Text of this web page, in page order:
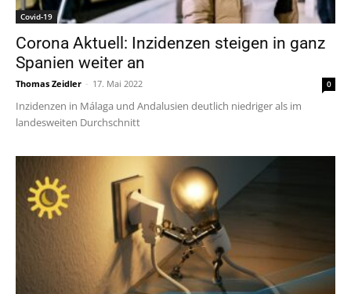
Covid-19
Corona Aktuell: Inzidenzen steigen in ganz
Spanien weiter an
Thomas Zeidler - 17. Mai 2022 0
Inzidenzen in Málaga und Andalusien deutlich niedriger als im
landesweiten Durchschnitt